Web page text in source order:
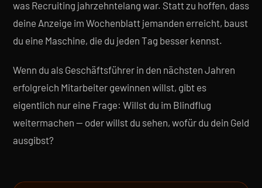
was Recruiting jahrzehntelang war. Statt zu hoffen, dass
deine Anzeige im Wochenblatt jemanden erreicht, baust
du eine Maschine, die du jeden Tag besser kennst.
Wenn du als Geschäftsführer in den nächsten Jahren
erfolgreich Mitarbeiter gewinnen willst, gibt es
eigentlich nur eine Frage: Willst du im Blindflug
weitermachen — oder willst du sehen, wofür du dein Geld
ausgibst?